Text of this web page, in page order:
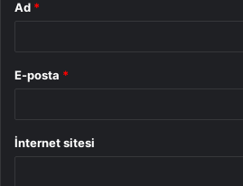
Ad *
E-posta *
İnternet sitesi